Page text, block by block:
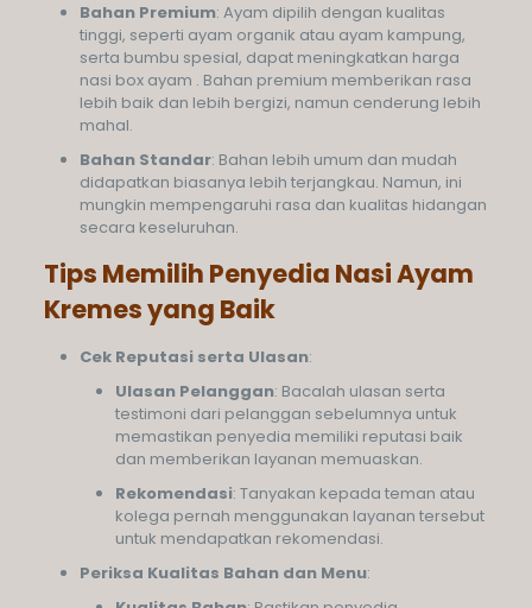
Bahan Premium: Ayam dipilih dengan kualitas
tinggi, seperti ayam organik atau ayam kampung,
serta bumbu spesial, dapat meningkatkan harga
nasi box ayam . Bahan premium memberikan rasa
lebih baik dan lebih bergizi, namun cenderung lebih
mahal.
Bahan Standar: Bahan lebih umum dan mudah
didapatkan biasanya lebih terjangkau. Namun, ini
mungkin mempengaruhi rasa dan kualitas hidangan
secara keseluruhan.
Tips Memilih Penyedia Nasi Ayam
Kremes yang Baik
Cek Reputasi serta Ulasan:
Ulasan Pelanggan: Bacalah ulasan serta
testimoni dari pelanggan sebelumnya untuk
memastikan penyedia memiliki reputasi baik
dan memberikan layanan memuaskan.
Rekomendasi: Tanyakan kepada teman atau
kolega pernah menggunakan layanan tersebut
untuk mendapatkan rekomendasi.
Periksa Kualitas Bahan dan Menu: